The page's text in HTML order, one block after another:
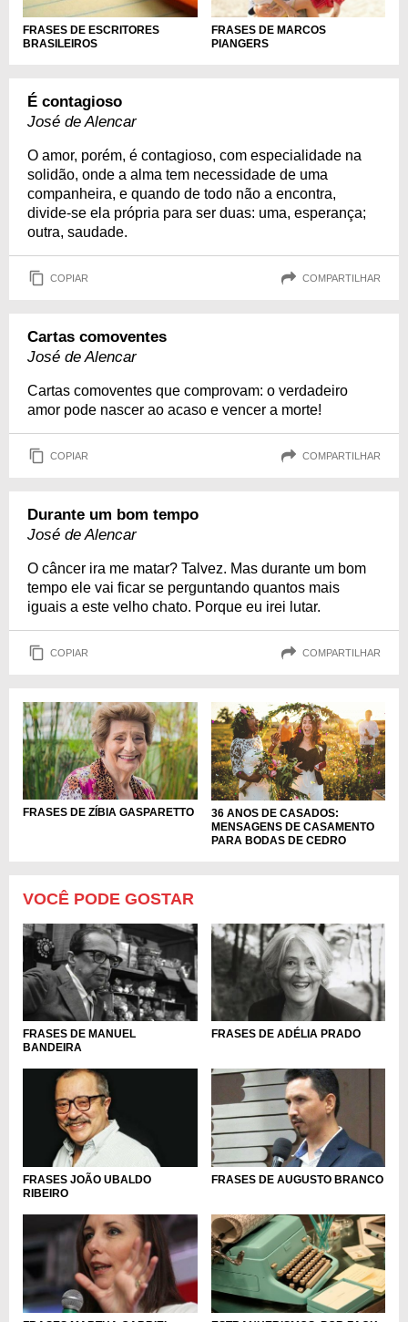
FRASES DE ESCRITORES
BRASILEIROS
FRASES DE MARCOS
PIANGERS
É contagioso
José de Alencar
O amor, porém, é contagioso, com especialidade na
solidão, onde a alma tem necessidade de uma
companheira, e quando de todo não a encontra,
divide-se ela própria para ser duas: uma, esperança;
outra, saudade.
COPIAR COMPARTILHAR
Cartas comoventes
José de Alencar
Cartas comoventes que comprovam: o verdadeiro
amor pode nascer ao acaso e vencer a morte!
COPIAR COMPARTILHAR
Durante um bom tempo
José de Alencar
O câncer ira me matar? Talvez. Mas durante um bom
tempo ele vai ficar se perguntando quantos mais
iguais a este velho chato. Porque eu irei lutar.
COPIAR COMPARTILHAR
FRASES DE ZÍBIA GASPARETTO
36 ANOS DE CASADOS:
MENSAGENS DE CASAMENTO
PARA BODAS DE CEDRO
VOCÊ PODE GOSTAR
FRASES DE MANUEL
BANDEIRA
FRASES DE ADÉLIA PRADO
FRASES JOÃO UBALDO
RIBEIRO
FRASES DE AUGUSTO BRANCO